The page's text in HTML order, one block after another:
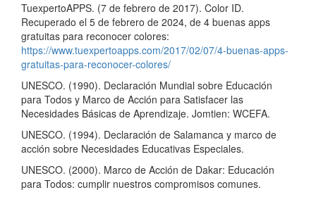
TuexpertoAPPS. (7 de febrero de 2017). Color ID.
Recuperado el 5 de febrero de 2024, de 4 buenas apps
gratuitas para reconocer colores:
https://www.tuexpertoapps.com/2017/02/07/4-buenas-apps-
gratuitas-para-reconocer-colores/
UNESCO. (1990). Declaración Mundial sobre Educación
para Todos y Marco de Acción para Satisfacer las
Necesidades Básicas de Aprendizaje. Jomtien: WCEFA.
UNESCO. (1994). Declaración de Salamanca y marco de
acción sobre Necesidades Educativas Especiales.
UNESCO. (2000). Marco de Acción de Dakar: Educación
para Todos: cumplir nuestros compromisos comunes.